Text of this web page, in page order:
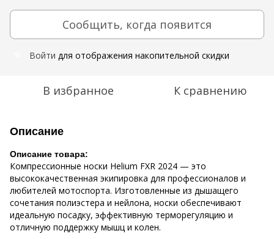
Сообщить, когда появится
Войти для отображения накопительной скидки
В избранное К сравнению
Описание
Описание товара:
Компрессионные носки Helium FXR 2024 — это
высококачественная экипировка для профессионалов и
любителей мотоспорта. Изготовленные из дышащего
сочетания полиэстера и нейлона, носки обеспечивают
идеальную посадку, эффективную терморегуляцию и
отличную поддержку мышц и колен.